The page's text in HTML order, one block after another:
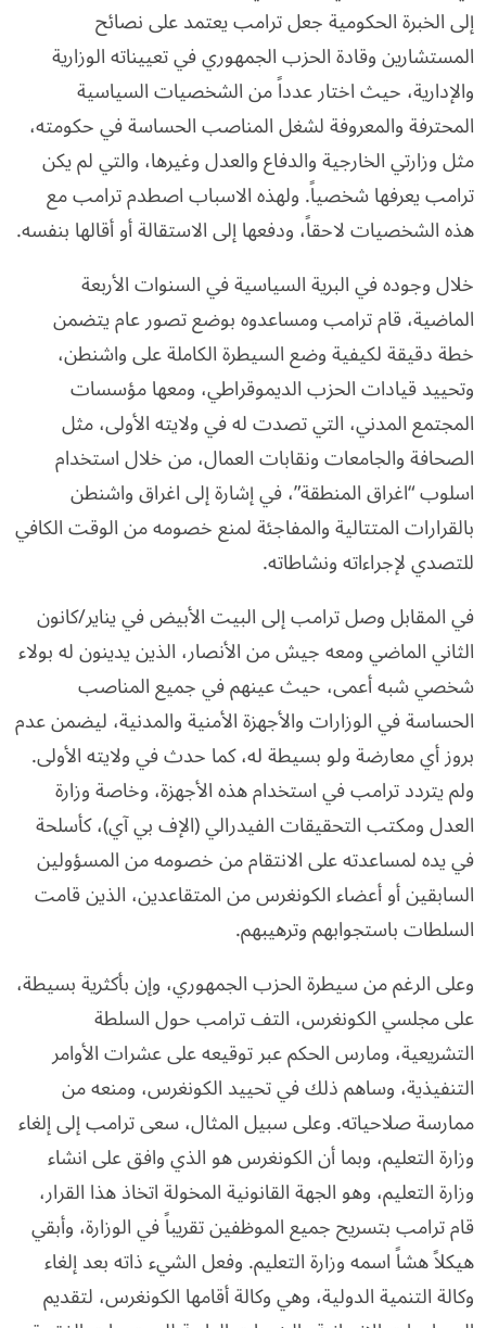
إلى الخبرة الحكومية جعل ترامب يعتمد على نصائح
المستشارين وقادة الحزب الجمهوري في تعييناته الوزارية
والإدارية، حيث اختار عدداً من الشخصيات السياسية
المحترفة والمعروفة لشغل المناصب الحساسة في حكومته،
مثل وزارتي الخارجية والدفاع والعدل وغيرها، والتي لم يكن
ترامب يعرفها شخصياً. ولهذه الاسباب اصطدم ترامب مع
هذه الشخصيات لاحقاً، ودفعها إلى الاستقالة أو أقالها بنفسه.
خلال وجوده في البرية السياسية في السنوات الأربعة
الماضية، قام ترامب ومساعدوه بوضع تصور عام يتضمن
خطة دقيقة لكيفية وضع السيطرة الكاملة على واشنطن،
وتحييد قيادات الحزب الديموقراطي، ومعها مؤسسات
المجتمع المدني، التي تصدت له في ولايته الأولى، مثل
الصحافة والجامعات ونقابات العمال، من خلال استخدام
اسلوب “اغراق المنطقة”، في إشارة إلى اغراق واشنطن
بالقرارات المتتالية والمفاجئة لمنع خصومه من الوقت الكافي
للتصدي لإجراءاته ونشاطاته.
في المقابل وصل ترامب إلى البيت الأبيض في يناير/كانون
الثاني الماضي ومعه جيش من الأنصار، الذين يدينون له بولاء
شخصي شبه أعمى، حيث عينهم في جميع المناصب
الحساسة في الوزارات والأجهزة الأمنية والمدنية، ليضمن عدم
بروز أي معارضة ولو بسيطة له، كما حدث في ولايته الأولى.
ولم يتردد ترامب في استخدام هذه الأجهزة، وخاصة وزارة
العدل ومكتب التحقيقات الفيدرالي (الإف بي آي)، كأسلحة
في يده لمساعدته على الانتقام من خصومه من المسؤولين
السابقين أو أعضاء الكونغرس من المتقاعدين، الذين قامت
السلطات باستجوابهم وترهيبهم.
وعلى الرغم من سيطرة الحزب الجمهوري، وإن بأكثرية بسيطة،
على مجلسي الكونغرس، التف ترامب حول السلطة
التشريعية، ومارس الحكم عبر توقيعه على عشرات الأوامر
التنفيذية، وساهم ذلك في تحييد الكونغرس، ومنعه من
ممارسة صلاحياته. وعلى سبيل المثال، سعى ترامب إلى إلغاء
وزارة التعليم، وبما أن الكونغرس هو الذي وافق على انشاء
وزارة التعليم، وهو الجهة القانونية المخولة اتخاذ هذا القرار،
قام ترامب بتسريح جميع الموظفين تقريباً في الوزارة، وأبقي
هيكلاً هشاً اسمه وزارة التعليم. وفعل الشيء ذاته بعد إلغاء
وكالة التنمية الدولية، وهي وكالة أقامها الكونغرس، لتقديم